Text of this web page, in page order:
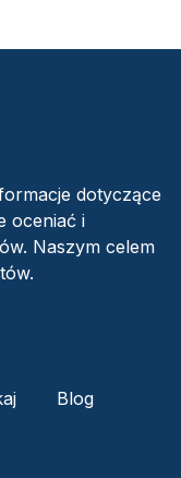
dotyczące
oceniać i
Naszym celem
Blog